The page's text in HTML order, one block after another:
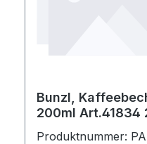
Bunzl,
200ml
Produktnummer: